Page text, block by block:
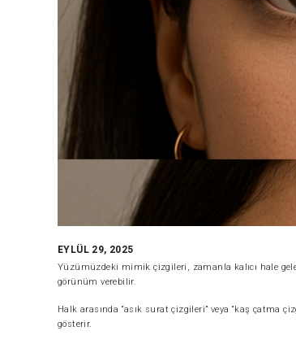
EYLÜL 29, 2025
Yüzümüzdeki mimik çizgileri, zamanla kalıcı hale
görünüm verebilir.
Halk arasında “asık surat çizgileri” veya “kaş çatma
gösterir.